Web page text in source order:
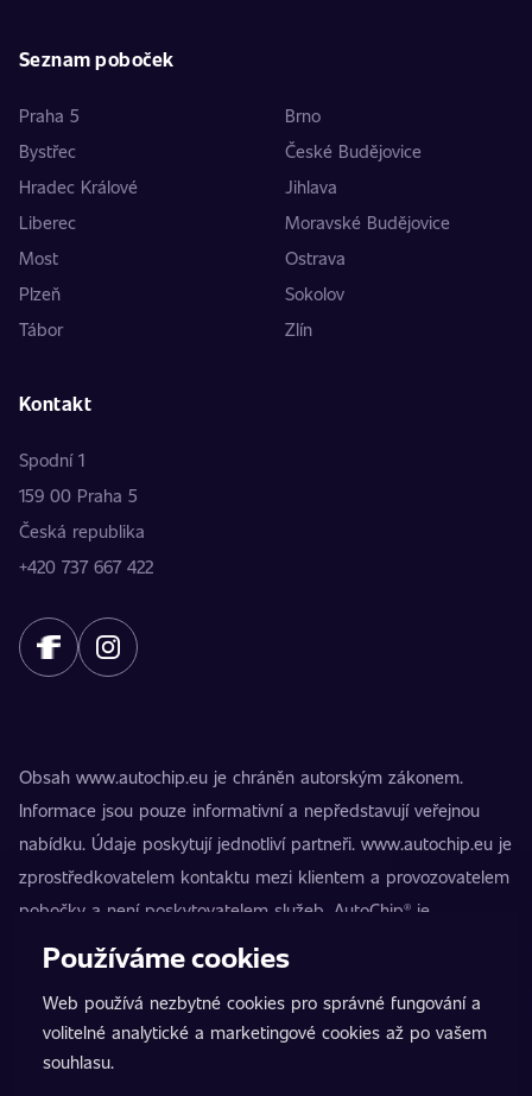
Seznam poboček
Praha 5
Brno
Bystřec
České Budějovice
Hradec Králové
Jihlava
Liberec
Moravské Budějovice
Most
Ostrava
Plzeň
Sokolov
Tábor
Zlín
Kontakt
Spodní 1
159 00 Praha 5
Česká republika
+420 737 667 422
Obsah www.autochip.eu je chráněn autorským zákonem.
Informace jsou pouze informativní a nepředstavují veřejnou
nabídku. Údaje poskytují jednotliví partneři. www.autochip.eu je
zprostředkovatelem kontaktu mezi klientem a provozovatelem
pobočky a není poskytovatelem služeb. AutoChip® je
registrovaná ochranná známka Petra Kučery. Úpravy, které
nezpůsobilosti vozidla k provozu na pozemních komunikacích.
Přesné informace poskytuje vždy konkrétní provozovatel
pobočky.
Používáme cookies
Web používá nezbytné cookies pro správné fungování a
volitelné analytické a marketingové cookies až po vašem
souhlasu.